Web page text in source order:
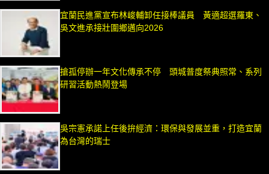
宜蘭民進黨宣布林峻輔卸任接棒議員 黃適超選羅東、
吳文進承接壯圍鄉邁向2026
搶孤停辦一年文化傳承不停 頭城普度祭典照常、系列
研習活動熱鬧登場
吳宗憲承諾上任後拚經濟：環保與發展並重，打造宜蘭
為台灣的瑞士